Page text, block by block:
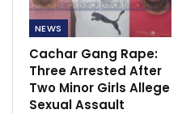
NEWS
Cachar Gang Rape:
Three Arrested After
Two Minor Girls Allege
Sexual Assault